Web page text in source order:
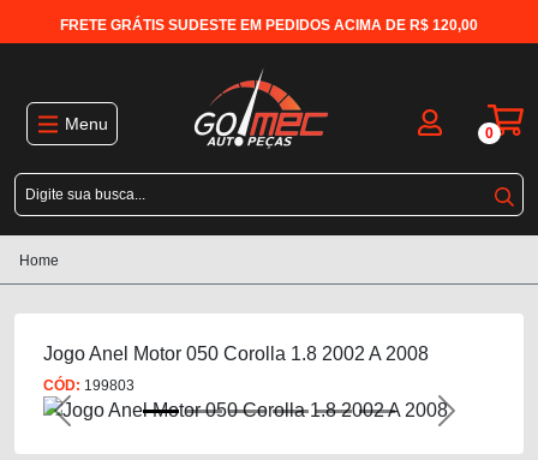
FRETE GRÁTIS SUDESTE EM PEDIDOS ACIMA DE R$ 120,00
Menu 0
Home
Jogo Anel Motor 050 Corolla 1.8 2002 A 2008
CÓD: 199803
Previous Next